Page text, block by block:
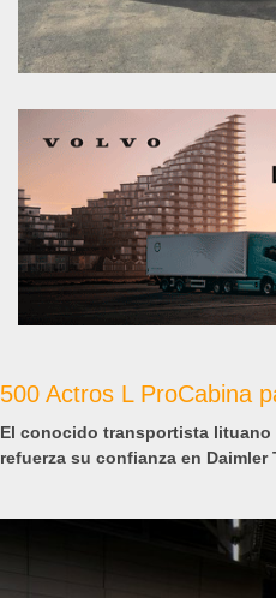
500 Actros L ProCabina
El conocido transportista lituano
refuerza su confianza en Daimler